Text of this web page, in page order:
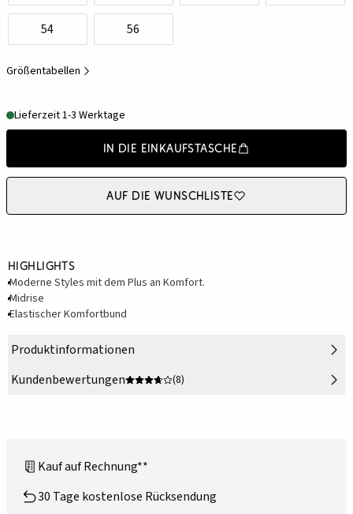
54 56
Größentabellen
Lieferzeit 1-3 Werktage
In die Einkaufstasche
Auf die Wunschliste
Highlights
Moderne Styles mit dem Plus an Komfort.
Midrise
Elastischer Komfortbund
Produktinformationen
Kundenbewertungen
(8)
Kauf auf Rechnung**
30 Tage kostenlose Rücksendung